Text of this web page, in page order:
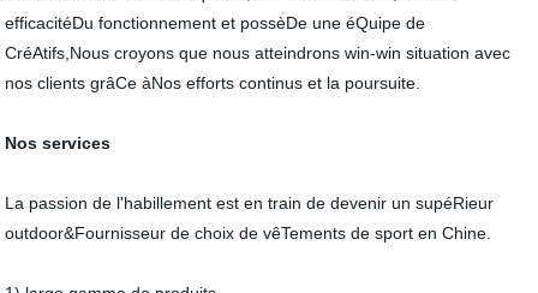
efficacitéDu fonctionnement et possèDe une éQuipe de
CréAtifs,Nous croyons que nous atteindrons win-win situation avec
nos clients grâCe àNos efforts continus et la poursuite.
Nos services
La passion de l'habillement est en train de devenir un supéRieur
outdoor&Fournisseur de choix de vêTements de sport en Chine.